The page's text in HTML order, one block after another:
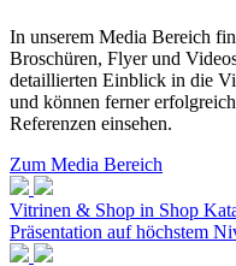
In unserem Media Bereich
Broschüren, Flyer und
detaillierten Einblick in die
und können ferner
Referenzen einsehen.
Zum Media Bereich
Vitrinen & Shop in Shop
Präsentation auf höchstem